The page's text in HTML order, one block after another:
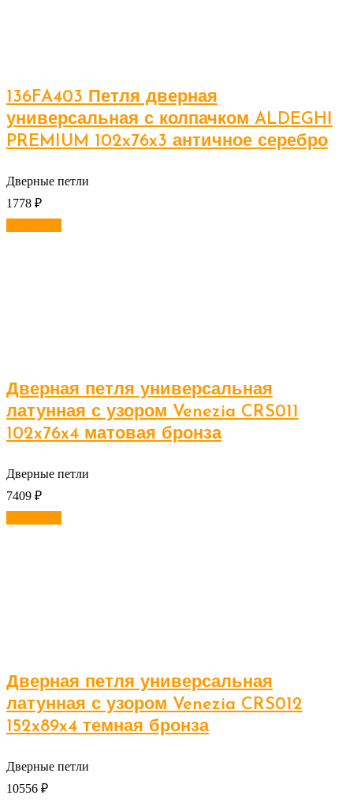
136FA403 Петля дверная
универсальная с колпачком ALDEGHI
PREMIUM 102x76x3 античное серебро
Дверные петли
1778 ₽
Дверная петля универсальная
латунная с узором Venezia CRS011
102x76x4 матовая бронза
Дверные петли
7409 ₽
Дверная петля универсальная
латунная с узором Venezia CRS012
152x89x4 темная бронза
Дверные петли
10556 ₽